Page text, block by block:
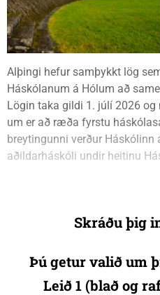
Alþingi hefur samþykkt lög
Háskólanum á Hólum að
Lögin taka gildi 1. júlí 2026
um er að ræða fyrstu
breytingunni verður
aðildarháskóli undir heitinu
Skráðu þig
Þú getur valið um
Leið 1 (blað og